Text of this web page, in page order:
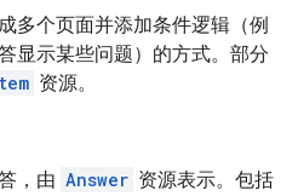
多个页面并添加条件逻辑（例
显示某些问题）的方式。部分
资源。
，由 Answer 资源表示。包括